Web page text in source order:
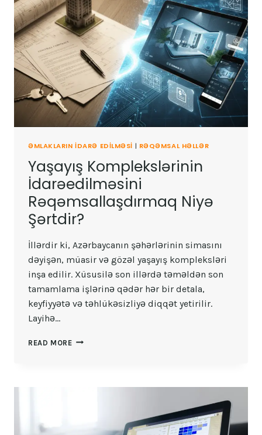
ƏMLAKLARIN IDARƏ EDILMƏSI | RƏQƏMSAL HƏLLƏR
Yaşayış Komplekslərinin
İdarəedilməsini
Rəqəmsallaşdırmaq Niyə
Şərtdir?
İllərdir ki, Azərbaycanın şəhərlərinin simasını
dəyişən, müasir və gözəl yaşayış kompleksləri
inşa edilir. Xüsusilə son illərdə təməldən son
tamamlama işlərinə qədər hər bir detala,
keyfiyyətə və təhlükəsizliyə diqqət yetirilir.
Layihə…
READ MORE YAŞAYIŞ